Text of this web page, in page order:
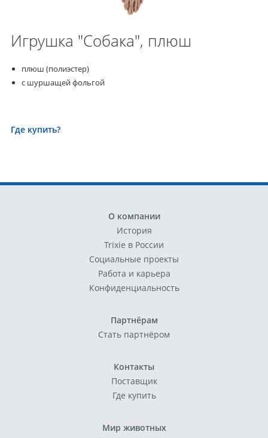
Игрушка "Собака", плюш
плюш (полиэстер)
с шуршащей фольгой
Где купить?
О компании
История
Trixie в России
Социальные проекты
Работа и карьера
Конфиденциальность
Партнёрам
Стать партнёром
Контакты
Поставщик
Где купить
Мир животных